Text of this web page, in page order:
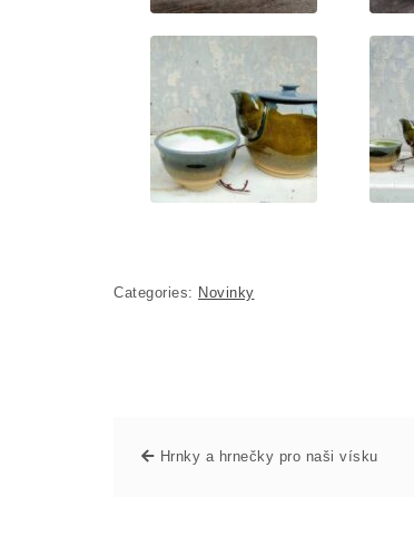
Categories: Novinky
Hrnky a hrnečky pro naši vísku